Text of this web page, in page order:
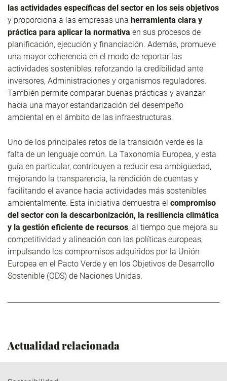
las actividades específicas del sector en los seis objetivos
y proporciona a las empresas una herramienta clara y
práctica para aplicar la normativa en sus procesos de
planificación, ejecución y financiación. Además, promueve
una mayor coherencia en el modo de reportar las
actividades sostenibles, reforzando la credibilidad ante
inversores, Administraciones y organismos reguladores.
También permite comparar buenas prácticas y avanzar
hacia una mayor estandarización del desempeño
ambiental en el ámbito de las infraestructuras.
Uno de los principales retos de la transición verde es la
falta de un lenguaje común. La Taxonomía Europea, y esta
guía en particular, contribuyen a reducir esa ambigüedad,
mejorando la transparencia, la rendición de cuentas y
facilitando el avance hacia actividades más sostenibles
ambientalmente. Esta iniciativa demuestra el compromiso
del sector con la descarbonización, la resiliencia climática
y la gestión eficiente de recursos, al tiempo que mejora su
competitividad y alineación con las políticas europeas,
impulsando los compromisos adquiridos por la Unión
Europea en el Pacto Verde y en los Objetivos de Desarrollo
Sostenible (ODS) de Naciones Unidas.
Actualidad relacionada